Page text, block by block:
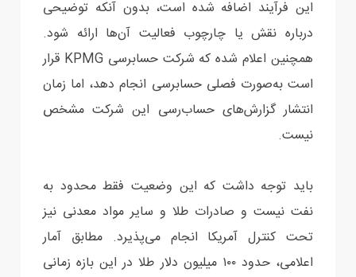
این فرآیند اضافه شده است، بدون آنکه توضیحی
درباره نقش یا چارچوب فعالیت آن‌ها ارائه شود.
همچنین اعلام شده که شرکت حسابرسی KPMG قرار
است به‌صورت فصلی حسابرسی انجام دهد، اما زمان
انتشار گزارش‌های حساب‌رسی این شرکت مشخص
نیست.
باید توجه داشت که این وضعیت فقط محدود به
نفت نیست و صادرات طلا و سایر مواد معدنی نیز
تحت کنترل آمریکا انجام می‌پذیرد. مطابق آمار
اعلامی، حدود ۱۰۰ میلیون دلار طلا در این بازه زمانی